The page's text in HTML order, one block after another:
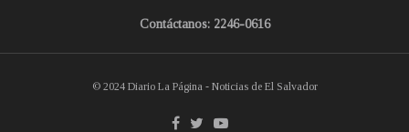
Contáctanos: 2246-0616
© 2024 Diario La Página - Noticias de El Salvador